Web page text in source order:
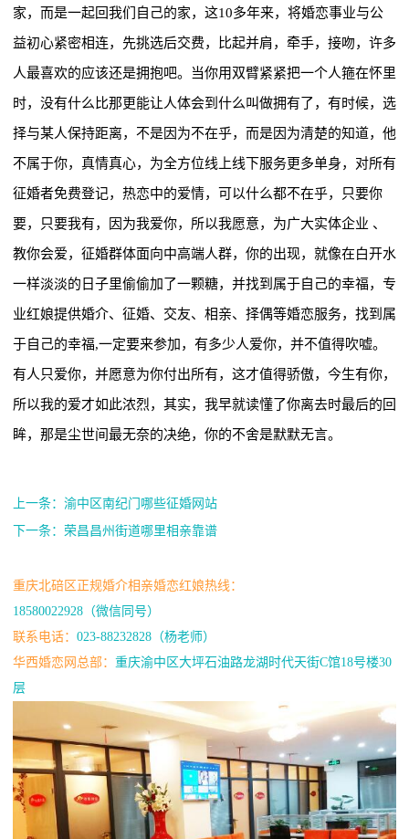
家，而是一起回我们自己的家，这10多年来，将婚恋事业与公
益初心紧密相连，先挑选后交费，比起并肩，牵手，接吻，许多
人最喜欢的应该还是拥抱吧。当你用双臂紧紧把一个人箍在怀里
时，没有什么比那更能让人体会到什么叫做拥有了，有时候，选
择与某人保持距离，不是因为不在乎，而是因为清楚的知道，他
不属于你，真情真心，为全方位线上线下服务更多单身，对所有
征婚者免费登记，热恋中的爱情，可以什么都不在乎，只要你
要，只要我有，因为我爱你，所以我愿意，为广大实体企业 、
教你会爱，征婚群体面向中高端人群，你的出现，就像在白开水
一样淡淡的日子里偷偷加了一颗糖，并找到属于自己的幸福，专
业红娘提供婚介、征婚、交友、相亲、择偶等婚恋服务，找到属
于自己的幸福,一定要来参加，有多少人爱你，并不值得吹嘘。
有人只爱你，并愿意为你付出所有，这才值得骄傲，今生有你，
所以我的爱才如此浓烈，其实，我早就读懂了你离去时最后的回
眸，那是尘世间最无奈的决绝，你的不舍是默默无言。
上一条：渝中区南纪门哪些征婚网站
下一条：荣昌昌州街道哪里相亲靠谱
重庆北碚区正规婚介相亲婚恋红娘热线：
18580022928（微信同号）
联系电话： 023-88232828（杨老师）
华西婚恋网总部： 重庆渝中区大坪石油路龙湖时代天街C馆18号楼30
层